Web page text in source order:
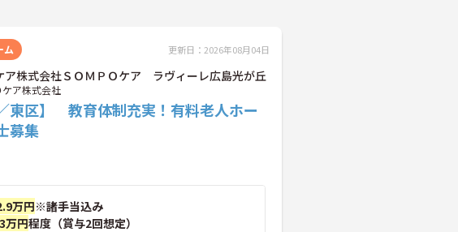
ム 更新日：2026年08月04日
ア株式会社ＳＯＭＰＯケア ラヴィーレ広島光が丘
ケア株式会社
東区】 教育体制充実！有料老人ホー
募集
万円※諸手当込み
万円程度（賞与2回想定）